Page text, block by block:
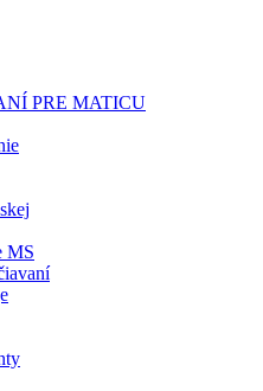
PRE MATICU
MS